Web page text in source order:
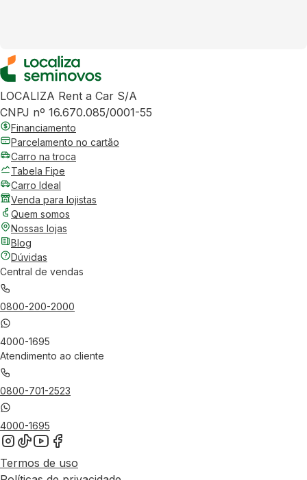
LOCALIZA Rent a Car S/A
CNPJ nº 16.670.085/0001-55
Financiamento
Parcelamento no cartão
Carro na troca
Tabela Fipe
Carro Ideal
Venda para lojistas
Quem somos
Nossas lojas
Blog
Dúvidas
Central de vendas
0800-200-2000
4000-1695
Atendimento ao cliente
0800-701-2523
4000-1695
Termos de uso